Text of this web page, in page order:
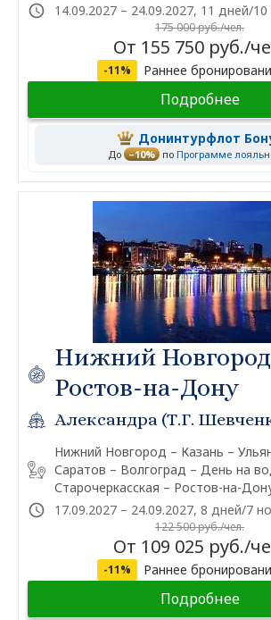
14.09.2027 – 24.09.2027, 11 дней/
175 000 руб./чел.
От 155 750 руб./
-11% Раннее
Подробнее
Донинтурфлот
До –10% по Программе
Нижний
Ростов-на-Дону
Александра (Т.Г.
Нижний Новгород – Казань –
Саратов – Волгоград – День на
Старочеркасская – Ростов-на-
17.09.2027 – 24.09.2027, 8 дней/7
122 500 руб./чел.
От 109 025 руб./
-11% Раннее
Подробнее